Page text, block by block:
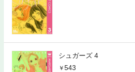
シュガーズ 4
543